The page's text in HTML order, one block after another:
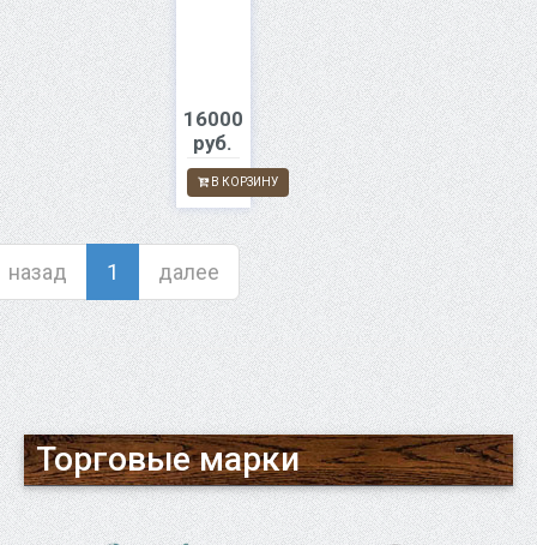
16000
руб.
В КОРЗИНУ
назад 1 далее
Торговые марки